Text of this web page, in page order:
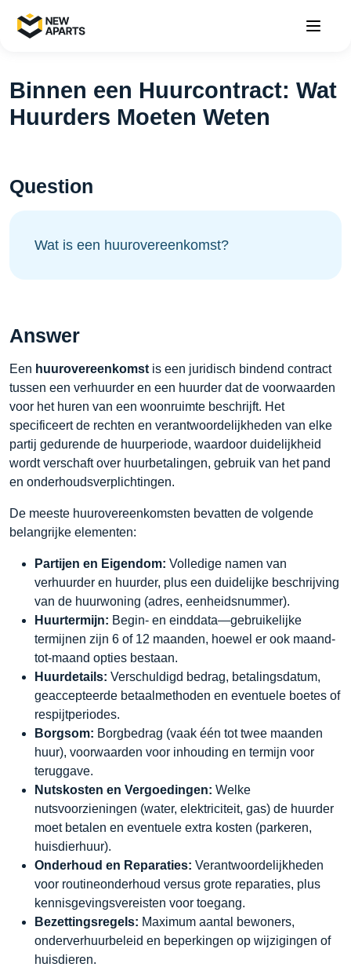
Binnen een Huurcontract: Wat
Huurders Moeten Weten
Question
Wat is een huurovereenkomst?
Answer
Een huurovereenkomst is een juridisch bindend contract
tussen een verhuurder en een huurder dat de voorwaarden
voor het huren van een woonruimte beschrijft. Het
specificeert de rechten en verantwoordelijkheden van elke
partij gedurende de huurperiode, waardoor duidelijkheid
wordt verschaft over huurbetalingen, gebruik van het pand
en onderhoudsverplichtingen.
De meeste huurovereenkomsten bevatten de volgende
belangrijke elementen:
Partijen en Eigendom: Volledige namen van
verhuurder en huurder, plus een duidelijke beschrijving
van de huurwoning (adres, eenheidsnummer).
Huurtermijn: Begin- en einddata—gebruikelijke
termijnen zijn 6 of 12 maanden, hoewel er ook maand-
tot-maand opties bestaan.
Huurdetails: Verschuldigd bedrag, betalingsdatum,
geaccepteerde betaalmethoden en eventuele boetes of
respijtperiodes.
Borgsom: Borgbedrag (vaak één tot twee maanden
huur), voorwaarden voor inhouding en termijn voor
teruggave.
Nutskosten en Vergoedingen: Welke
nutsvoorzieningen (water, elektriciteit, gas) de huurder
moet betalen en eventuele extra kosten (parkeren,
huisdierhuur).
Onderhoud en Reparaties: Verantwoordelijkheden
voor routineonderhoud versus grote reparaties, plus
kennisgevingsvereisten voor toegang.
Bezettingsregels: Maximum aantal bewoners,
onderverhuurbeleid en beperkingen op wijzigingen of
huisdieren.